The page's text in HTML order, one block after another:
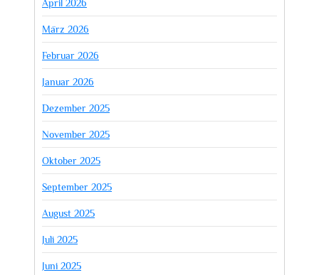
April 2026
März 2026
Februar 2026
Januar 2026
Dezember 2025
November 2025
Oktober 2025
September 2025
August 2025
Juli 2025
Juni 2025